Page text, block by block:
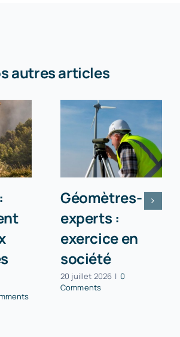
autres articles
Géomètres-
experts :
exercice en
société
20 juillet 2026 | 0
Comments